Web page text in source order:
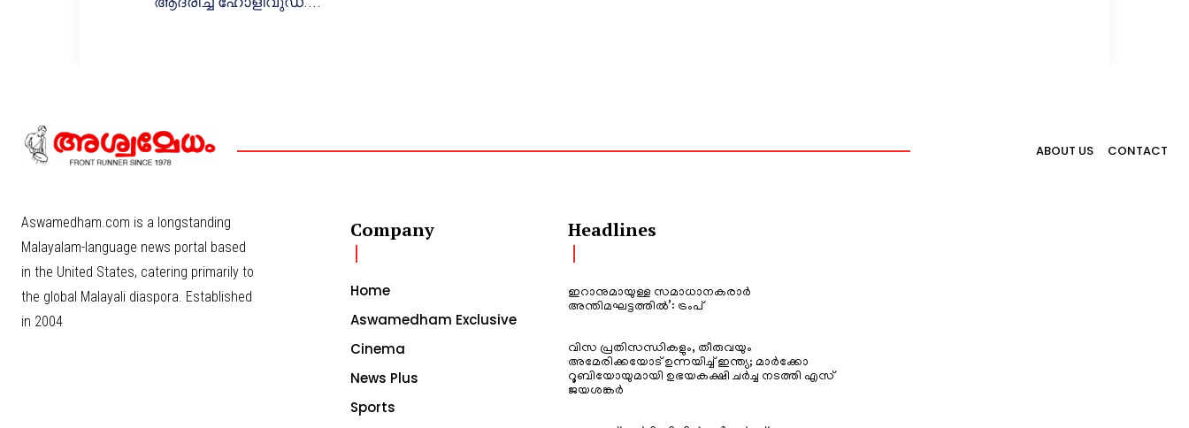
ABOUT US CONTACT
Aswamedham.com is a longstanding
Malayalam-language news portal based
in the United States, catering primarily to
the global Malayali diaspora. Established
in 2004
Company
Home
Aswamedham Exclusive
Cinema
News Plus
Sports
Headlines
ഇറാനുമായുള്ള സമാധാനകരാർ
അന്തിമഘട്ടത്തിൽ‌’: ട്രംപ്
വിസ പ്രതിസന്ധികളും, തീരുവയും
അമേരിക്കയോട് ഉന്നയിച്ച് ഇന്ത്യ; മാർക്കോ
റൂബിയോയുമായി ഉഭയകക്ഷി ചർച്ച നടത്തി എസ്
ജയശങ്കർ